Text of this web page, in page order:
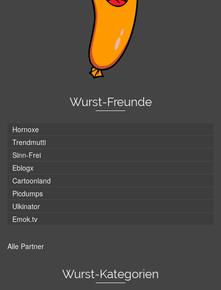
Wurst-Freunde
Hornoxe
Trendmutti
Sinn-Frei
Eblogx
Cartoonland
Picdumps
Ulkinator
Emok.tv
Alle Partner
Wurst-Kategorien